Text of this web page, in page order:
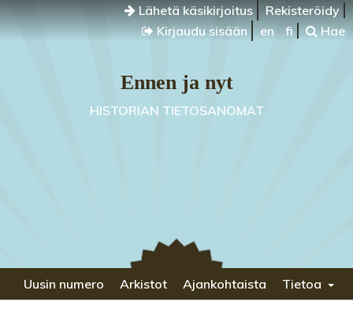
Lähetä käsikirjoitus
Rekisteröidy
Kirjaudu sisään
en fi Hae
Ennen ja nyt
HISTORIAN TIETOSANOMAT
Uusin numero Arkistot Ajankohtaista Tietoa